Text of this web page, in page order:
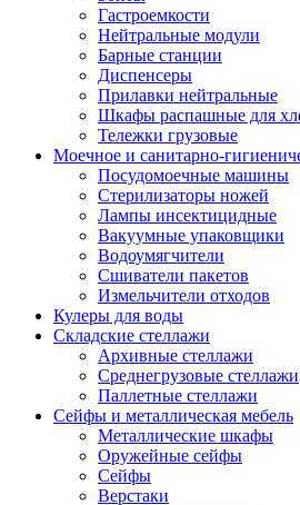
Гастроемкости
Нейтральные модули
Барные станции
Диспенсеры
Прилавки нейтральные
Шкафы распашные для
Тележки грузовые
Моечное и санитарно-
Посудомоечные машины
Стерилизаторы ножей
Лампы инсектицидные
Вакуумные упаковщики
Водоумягчители
Сшиватели пакетов
Измельчители отходов
Кулеры для воды
Складские стеллажи
Архивные стеллажи
Среднегрузовые стеллажи
Паллетные стеллажи
Сейфы и металлическая мебель
Металлические шкафы
Оружейные сейфы
Сейфы
Верстаки